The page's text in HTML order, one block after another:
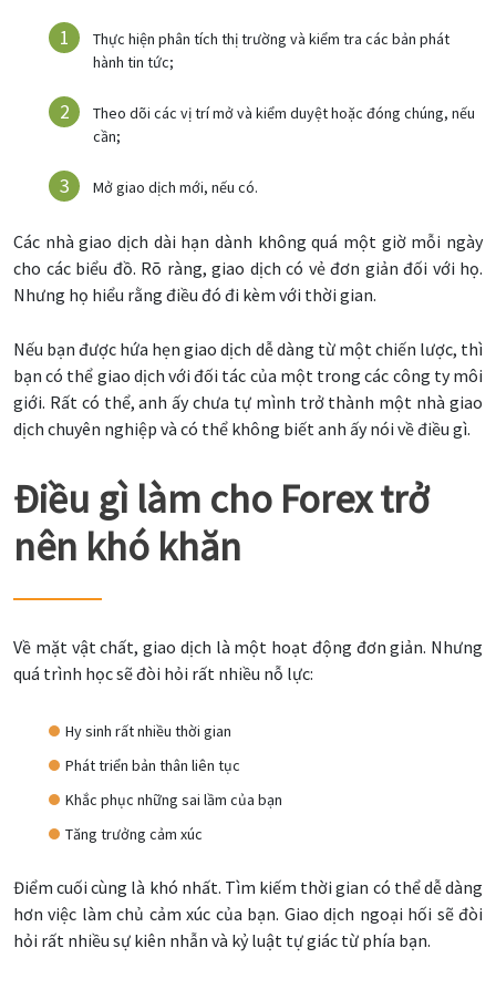
Thực hiện phân tích thị trường và kiểm tra các bản phát
hành tin tức;
Theo dõi các vị trí mở và kiểm duyệt hoặc đóng chúng, nếu
cần;
Mở giao dịch mới, nếu có.
Các nhà giao dịch dài hạn dành không quá một giờ mỗi ngày
cho các biểu đồ. Rõ ràng, giao dịch có vẻ đơn giản đối với họ.
Nhưng họ hiểu rằng điều đó đi kèm với thời gian.
Nếu bạn được hứa hẹn giao dịch dễ dàng từ một chiến lược, thì
bạn có thể giao dịch với đối tác của một trong các công ty môi
giới. Rất có thể, anh ấy chưa tự mình trở thành một nhà giao
dịch chuyên nghiệp và có thể không biết anh ấy nói về điều gì.
Điều gì làm cho Forex trở
nên khó khăn
Về mặt vật chất, giao dịch là một hoạt động đơn giản. Nhưng
quá trình học sẽ đòi hỏi rất nhiều nỗ lực:
Hy sinh rất nhiều thời gian
Phát triển bản thân liên tục
Khắc phục những sai lầm của bạn
Tăng trưởng cảm xúc
Điểm cuối cùng là khó nhất. Tìm kiếm thời gian có thể dễ dàng
hơn việc làm chủ cảm xúc của bạn. Giao dịch ngoại hối sẽ đòi
hỏi rất nhiều sự kiên nhẫn và kỷ luật tự giác từ phía bạn.